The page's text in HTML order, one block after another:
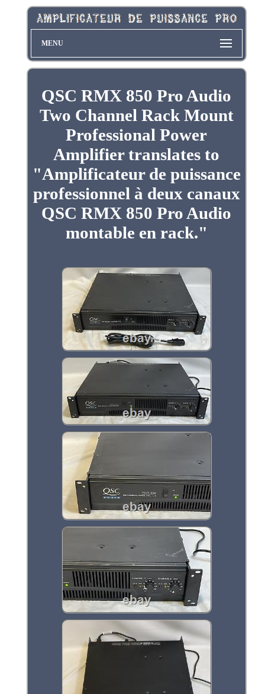
MENU
QSC RMX 850 Pro Audio
Two Channel Rack Mount
Professional Power
Amplifier translates to
"Amplificateur de puissance
professionnel à deux canaux
QSC RMX 850 Pro Audio
montable en rack."